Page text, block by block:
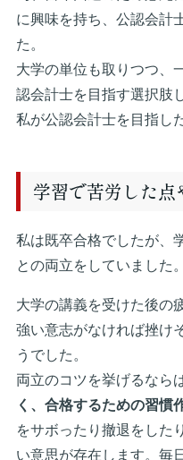
に興味を持ち、公認会計
た。
大学の単位も取りつつ、
認会計士を目指す選択肢
私が公認会計士を目指し
学習で苦労した点
私は既卒合格でしたが、
との両立をしていました。
大学の講義を受けた後の
強い意志がなければ挫け
うでした。
両立のコツを挙げるならば
く、合格するための習慣
をサボったり撤退をした
い意思が存在します。毎